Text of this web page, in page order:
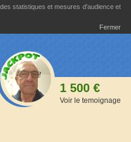
statistiques et mesures d'audience et
Fermer
1 500 €
Voir le temoignage